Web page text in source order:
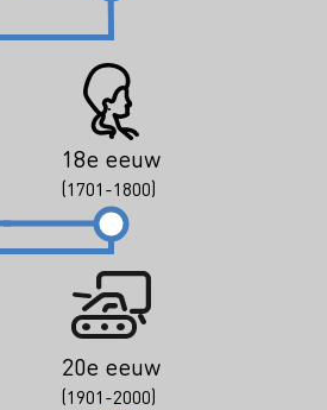
18e eeuw
(1701-1800)
20e eeuw
(1901-2000)